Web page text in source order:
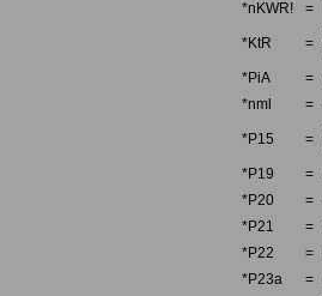
*nKWR!
=
*KtR =
*PiA
=
*nml
=
*P15 =
*P19
=
*P20
=
*P21
=
*P22
=
*P23a
=